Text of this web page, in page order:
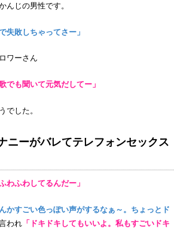
んじの男性です。
失敗しちゃってさー」
ワーさん
でも聞いて元気だしてー」
でした。
ニーがバレてテレフォンセックス
わふわしてるんだー」
んかすごい色っぽい声がするなぁ～。ちょっとド
われ 「ドキドキしてもいいよ。私もすごいドキ